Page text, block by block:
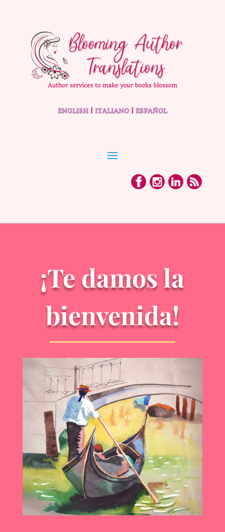
ENGLISH| ITALIANO| ESPAÑOL
¡Te damos la
bienvenida!